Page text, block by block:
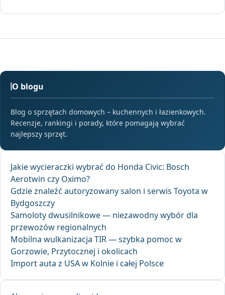
O blogu
Blog o sprzętach domowych – kuchennych i łazienkowych.
Recenzje, rankingi i porady, które pomagają wybrać
najlepszy sprzęt.
Jakie wycieraczki wybrać do Honda Civic: Bosch
Aerotwin czy Oximo?
Gdzie znaleźć autoryzowany salon i serwis Toyota w
Bydgoszczy
Samoloty dwusilnikowe — niezawodny wybór dla
przewozów regionalnych
Mobilna wulkanizacja TIR — szybka pomoc w
Gorzowie, Przytocznej i okolicach
Import auta z USA w Kolnie i całej Polsce